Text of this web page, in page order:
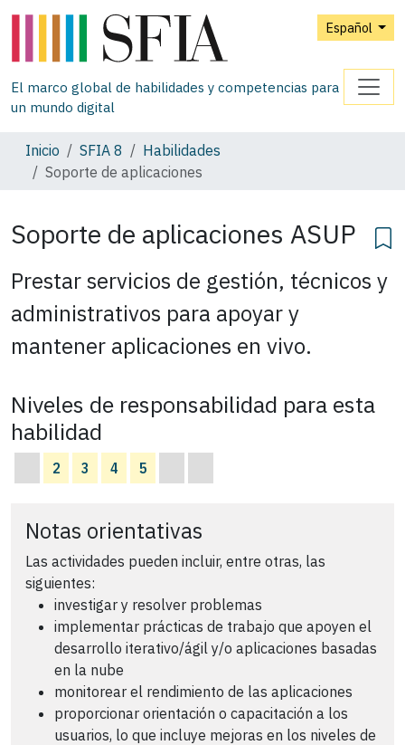
Español
El marco global de habilidades y competencias para
un mundo digital
Inicio SFIA 8
Habilidades
Soporte de aplicaciones
Soporte de aplicaciones ASUP
Prestar servicios de gestión, técnicos y
administrativos para apoyar y
mantener aplicaciones en vivo.
Niveles de responsabilidad para esta
habilidad
2 3 4 5
Notas orientativas
Las actividades pueden incluir, entre otras, las
siguientes:
investigar y resolver problemas
implementar prácticas de trabajo que apoyen el
desarrollo iterativo/ágil y/o aplicaciones basadas
en la nube
monitorear el rendimiento de las aplicaciones
proporcionar orientación o capacitación a los
usuarios, lo que incluye mejoras en los niveles de